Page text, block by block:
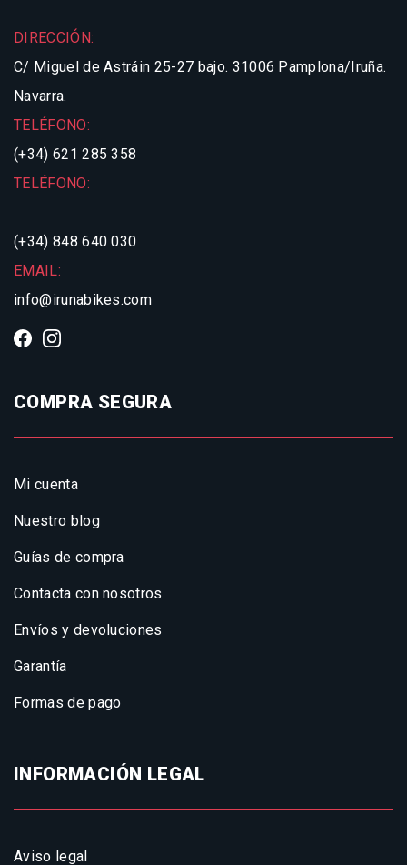
DIRECCIÓN:
C/ Miguel de Astráin 25-27 bajo. 31006 Pamplona/Iruña.
Navarra.
TELÉFONO:
(+34) 621 285 358
TELÉFONO:
(+34) 848 640 030
EMAIL:
info@irunabikes.com
COMPRA SEGURA
Mi cuenta
Nuestro blog
Guías de compra
Contacta con nosotros
Envíos y devoluciones
Garantía
Formas de pago
INFORMACIÓN LEGAL
Aviso legal